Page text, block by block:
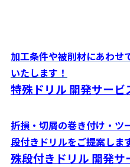
加工条件や被削材にあわせ
いたします！
特殊ドリル 開発サービ
折損・切屑の巻き付け・ツ
段付きドリルをご提案しま
殊段付きドリル 開発サ